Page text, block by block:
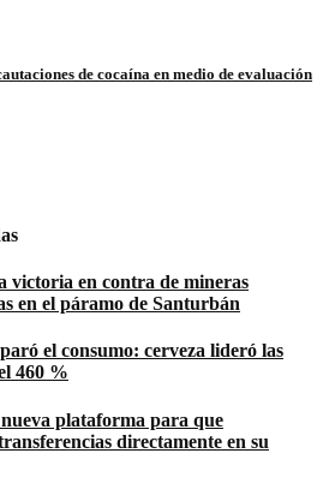
de cocaína en medio de evaluación
victoria en contra de mineras
en el páramo de Santurbán
el consumo: cerveza lideró las
460 %
plataforma para que
directamente en su